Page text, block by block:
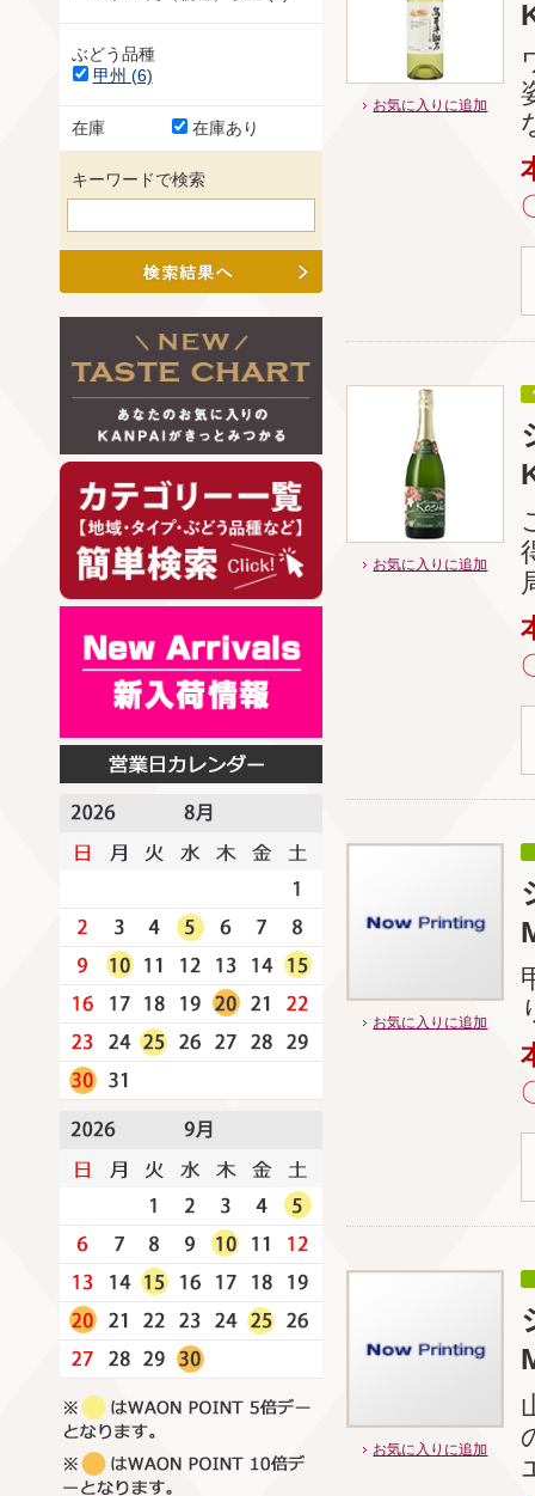
お気に入りに追加
お気に入りに追加
お気に入りに追加
お気に入りに追加
ぶどう品種
甲州 (6)
在庫 在庫あり
キーワードで検索